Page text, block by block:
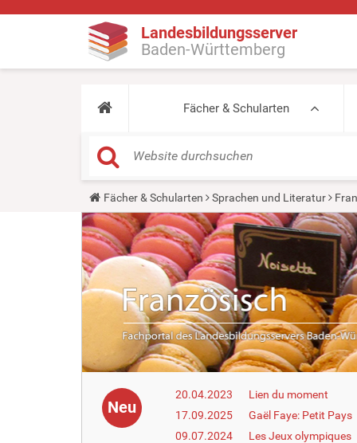
Landesbildungsserver
Baden-Württemberg
Fächer & Schularten
Y
o
u
a
r
e
h
e
r
Fächer & Schularten Sprachen und Literatur
Neu
20.04.2023
Lien du moment
17.09.2025
Gaël Faye: Petit Pays
09.07.2024
Les Jeux olympiques